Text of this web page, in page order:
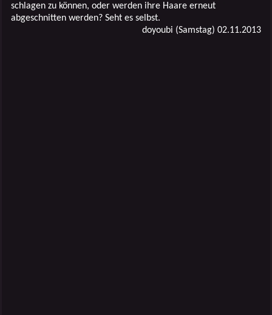
schlagen zu können, oder werden ihre Haare erneut
abgeschnitten werden? Seht es selbst.
doyoubi (Samstag) 02.11.2013